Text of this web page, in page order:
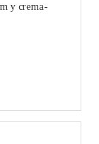
y crema-